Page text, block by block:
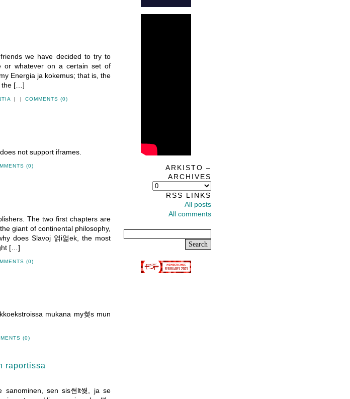
we have decided to try to
or whatever on a certain set of
Energia ja kokemus; that is, the
the […]
COMMENTS (0)
not support iframes.
(0)
The two first chapters are
giant of continental philosophy,
does Slavoj 얽i얾ek, the most
[…]
(0)
mukana my쎶s mun
(0)
raportissa
sanominen, sen sis쎤lt쎶, ja se
ARKISTO –
ARCHIVES
arkisto
RSS LINKS
All posts
All comments